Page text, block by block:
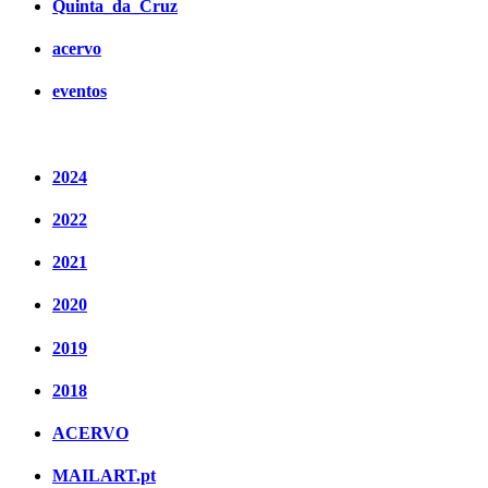
Quinta_da_Cruz
acervo
eventos
2024
2022
2021
2020
2019
2018
ACERVO
MAILART.pt